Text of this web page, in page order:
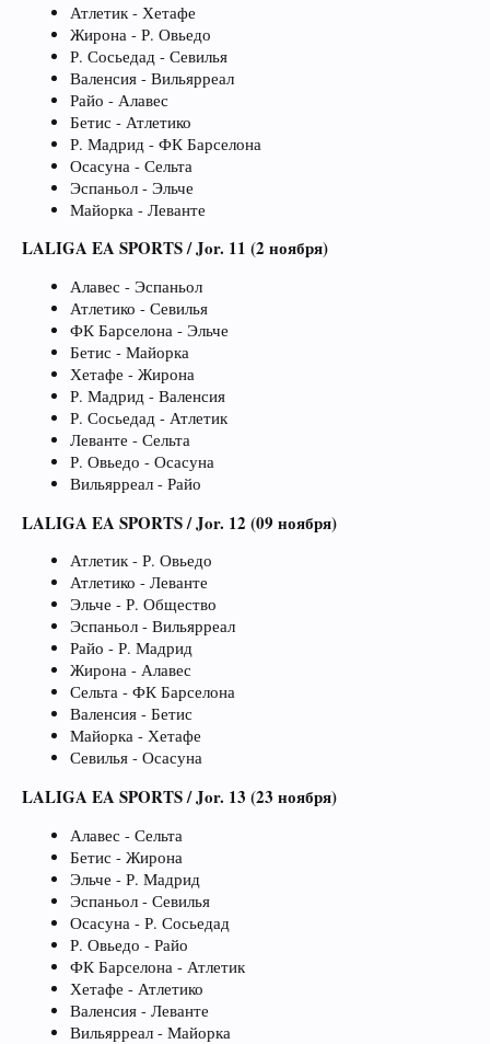
Атлетик - Хетафе
Жирона - Р. Овьедо
Р. Сосьедад - Севилья
Валенсия - Вильярреал
Райо - Алавес
Бетис - Атлетико
Р. Мадрид - ФК Барселона
Осасуна - Сельта
Эспаньол - Эльче
Майорка - Леванте
LALIGA EA SPORTS / Jor. 11 (2 ноября)
Алавес - Эспаньол
Атлетико - Севилья
ФК Барселона - Эльче
Бетис - Майорка
Хетафе - Жирона
Р. Мадрид - Валенсия
Р. Сосьедад - Атлетик
Леванте - Сельта
Р. Овьедо - Осасуна
Вильярреал - Райо
LALIGA EA SPORTS / Jor. 12 (09 ноября)
Атлетик - Р. Овьедо
Атлетико - Леванте
Эльче - Р. Общество
Эспаньол - Вильярреал
Райо - Р. Мадрид
Жирона - Алавес
Сельта - ФК Барселона
Валенсия - Бетис
Майорка - Хетафе
Севилья - Осасуна
LALIGA EA SPORTS / Jor. 13 (23 ноября)
Алавес - Сельта
Бетис - Жирона
Эльче - Р. Мадрид
Эспаньол - Севилья
Осасуна - Р. Сосьедад
Р. Овьедо - Райо
ФК Барселона - Атлетик
Хетафе - Атлетико
Валенсия - Леванте
Вильярреал - Майорка